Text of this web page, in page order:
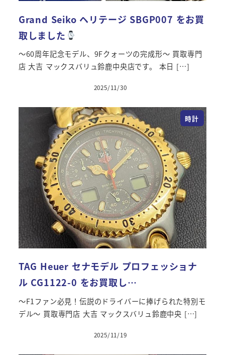
Grand Seiko ヘリテージ SBGP007 をお買
取しました
～60周年記念モデル、9Fクォーツの完成形～ 買取専門
店 大吉 マックスバリュ鈴鹿中央店です。 本日 […]
投稿日
2025/11/30
時計
TAG Heuer セナモデル プロフェッショナ
ル CG1122-0 をお買取し…
～F1ファン必見！伝説のドライバーに捧げられた特別モ
デル～ 買取専門店 大吉 マックスバリュ鈴鹿中央 […]
投稿日
2025/11/19